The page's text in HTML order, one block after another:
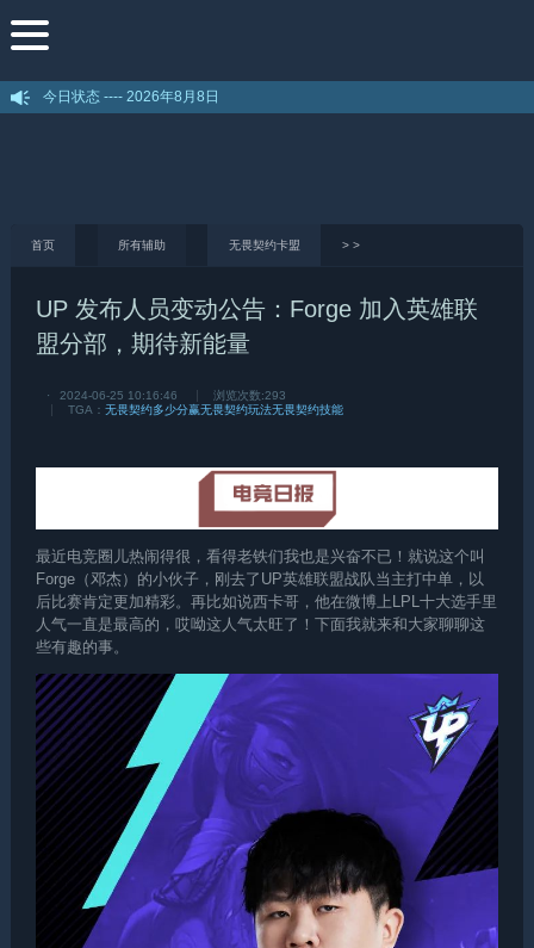
今日状态 ----2026年8月8日
首页 >
所有辅助 >
无畏契约卡盟
UP 发布人员变动公告：Forge 加入英雄联
盟分部，期待新能量
· 2024-06-25 10:16:46 浏览次数:293
TGA： 无畏契约多少分赢无畏契约玩法无畏契约技能
最近电竞圈儿热闹得很，看得老铁们我也是兴奋不已！就说这个叫
Forge（邓杰）的小伙子，刚去了UP英雄联盟战队当主打中单，以
后比赛肯定更加精彩。再比如说西卡哥，他在微博上LPL十大选手里
人气一直是最高的，哎呦这人气太旺了！下面我就来和大家聊聊这
些有趣的事。